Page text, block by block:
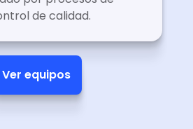
de calidad.
Ver equipos